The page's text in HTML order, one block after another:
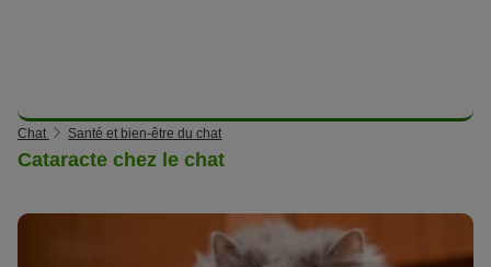
Chat Santé et bien-être du chat
Cataracte chez le chat